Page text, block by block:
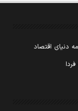
دنیای اقتصاد